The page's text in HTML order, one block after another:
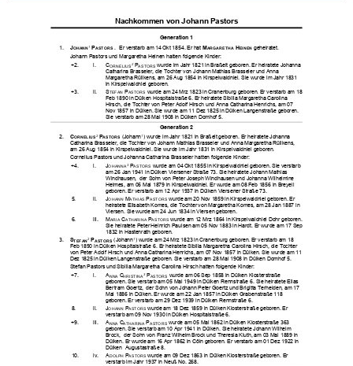


        


    



    




     




   





     



      



     





     





   

     






   

